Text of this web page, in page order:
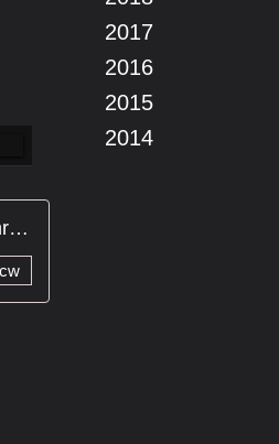
God Is an Astronaut - Shining Through
2017
2016
2015
2014